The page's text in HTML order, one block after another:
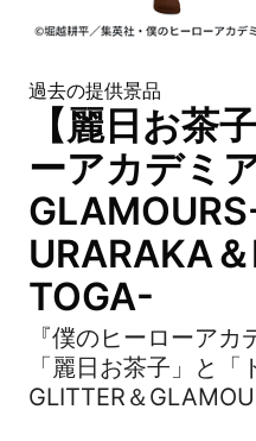
過去の提供景品
【麗日お茶
ーアカデミ
URARAKA
TOGA-
『僕のヒーローア
「麗日お茶子」と
GLITTER＆